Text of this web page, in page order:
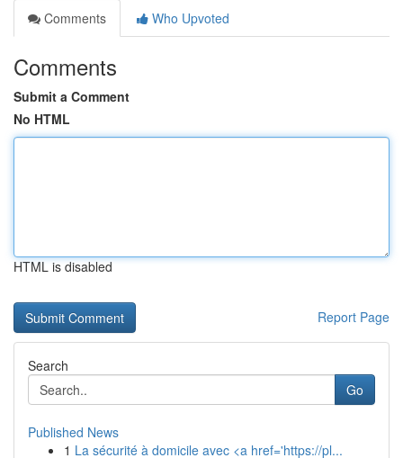
Comments
Who Upvoted
Comments
Submit a Comment
No HTML
HTML is disabled
Report Page
Search
Go
Published News
1 La sécurité à domicile avec <a href='https://pl...